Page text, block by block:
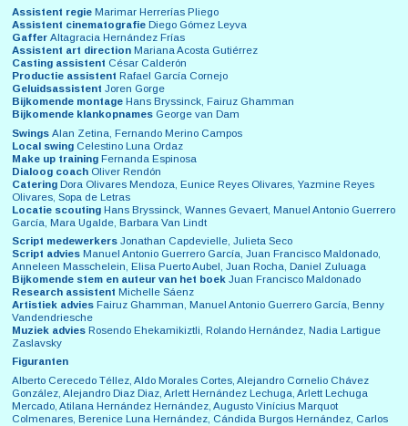
Assistent regieMarimar Herrerías Pliego
Assistent cinematografie Diego Gómez Leyva
Gaffer Altagracia Hernández Frías
Assistent art direction Mariana Acosta Gutiérrez
Casting assistent César Calderón
Productie assistent Rafael García Cornejo
Geluidsassistent Joren Gorge
Bijkomende montageHans Bryssinck, Fairuz Ghamman
Bijkomende klankopnames George van Dam
Swings Alan Zetina, Fernando Merino Campos
Local swingCelestino Luna Ordaz
Make up training Fernanda Espinosa
Dialoog coach Oliver Rendón
Catering Dora Olivares Mendoza, Eunice Reyes Olivares, Yazmine Reyes
Olivares, Sopa de Letras
Locatie scouting Hans Bryssinck, Wannes Gevaert, Manuel Antonio Guerrero
García, Mara Ugalde, Barbara Van Lindt
Script medewerkersJonathan Capdevielle, Julieta Seco
Script adviesManuel Antonio Guerrero García, Juan Francisco Maldonado,
Anneleen Masschelein, Elisa Puerto Aubel, Juan Rocha, Daniel Zuluaga
Bijkomende stem en auteur van het boek Juan Francisco Maldonado
Research assistent Michelle Sáenz
Artistiek advies Fairuz Ghamman, Manuel Antonio Guerrero García, Benny
Vandendriesche
Muziek advies Rosendo Ehekamikiztli, Rolando Hernández, Nadia Lartigue
Zaslavsky
Figuranten
Alberto Cerecedo Téllez, Aldo Morales Cortes, Alejandro Cornelio Chávez
González, Alejandro Diaz Diaz, Arlett Hernández Lechuga, Arlett Lechuga
Mercado, Atilana Hernández Hernández, Augusto Vinícius Marquot
Colmenares, Berenice Luna Hernández, Cándida Burgos Hernández, Carlos